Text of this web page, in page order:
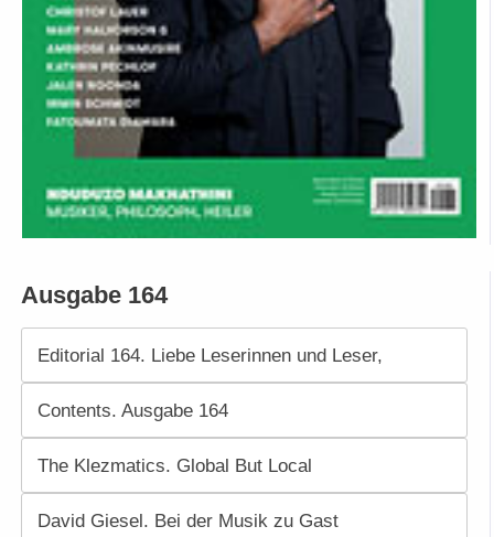
Ausgabe 164
Editorial 164. Liebe Leserinnen und Leser,
Contents. Ausgabe 164
The Klezmatics. Global But Local
David Giesel. Bei der Musik zu Gast